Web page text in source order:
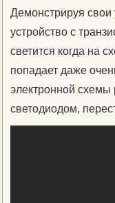
Демонстрируя свои
устройство с
светится когда на
попадает даже
электронной
светодиодом,